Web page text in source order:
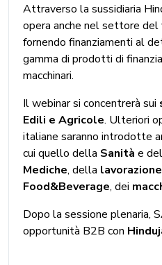
Attraverso la sussidiaria
opera anche nel settore del
fornendo finanziamenti al
gamma di prodotti di
macchinari.
Il webinar si concentrerà sui
Edili e Agricole. Ulteriori
italiane saranno introdotte
cui quello della Sanità e
Mediche, della
Food&Beverage, dei
Dopo la sessione plenaria,
opportunità B2B con